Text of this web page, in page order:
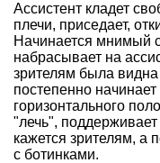
Ассистент кладет
плечи, приседает,
Начинается мнимый
набрасывает на
зрителям была видна
постепенно
горизонтального
"лечь", поддерживает
кажется зрителям, а
с ботинками.